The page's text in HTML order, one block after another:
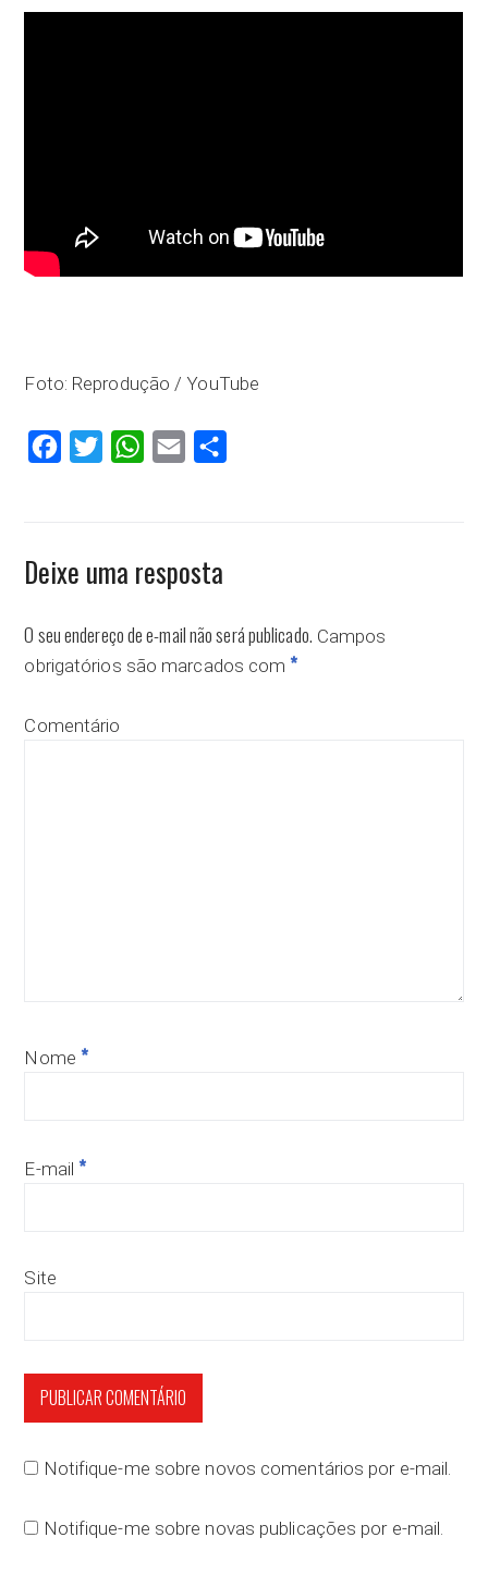
Foto: Reprodução / YouTube
FacebookTwitter WhatsApp
Email
Deixe uma resposta
O seu endereço de e-mail não será publicado. Campos
obrigatórios são marcados com *
Comentário
Nome *
E-mail *
Site
Notifique-me sobre novos comentários por e-mail.
Notifique-me sobre novas publicações por e-mail.